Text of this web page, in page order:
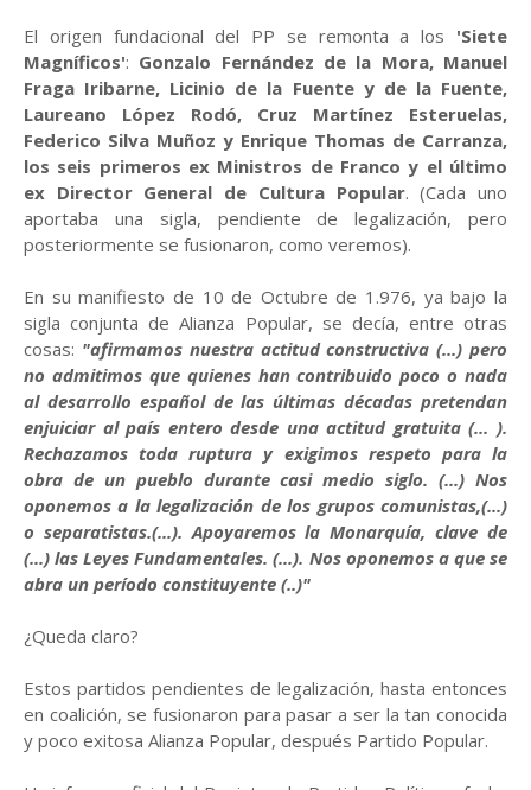
El origen fundacional del PP se remonta a los 'Siete
Magníficos': Gonzalo Fernández de la Mora, Manuel
Fraga Iribarne, Licinio de la Fuente y de la Fuente,
Laureano López Rodó, Cruz Martínez Esteruelas,
Federico Silva Muñoz y Enrique Thomas de Carranza,
los seis primeros ex Ministros de Franco y el último
ex Director General de Cultura Popular. (Cada uno
aportaba una sigla, pendiente de legalización, pero
posteriormente se fusionaron, como veremos).
En su manifiesto de 10 de Octubre de 1.976, ya bajo la
sigla conjunta de Alianza Popular, se decía, entre otras
cosas: "afirmamos nuestra actitud constructiva (...) pero
no admitimos que quienes han contribuido poco o nada
al desarrollo español de las últimas décadas pretendan
enjuiciar al país entero desde una actitud gratuita (... ).
Rechazamos toda ruptura y exigimos respeto para la
obra de un pueblo durante casi medio siglo. (...) Nos
oponemos a la legalización de los grupos comunistas,(...)
o separatistas.(...). Apoyaremos la Monarquía, clave de
(...) las Leyes Fundamentales. (...). Nos oponemos a que se
abra un período constituyente (..)"
¿Queda claro?
Estos partidos pendientes de legalización, hasta entonces
en coalición, se fusionaron para pasar a ser la tan conocida
y poco exitosa Alianza Popular, después Partido Popular.